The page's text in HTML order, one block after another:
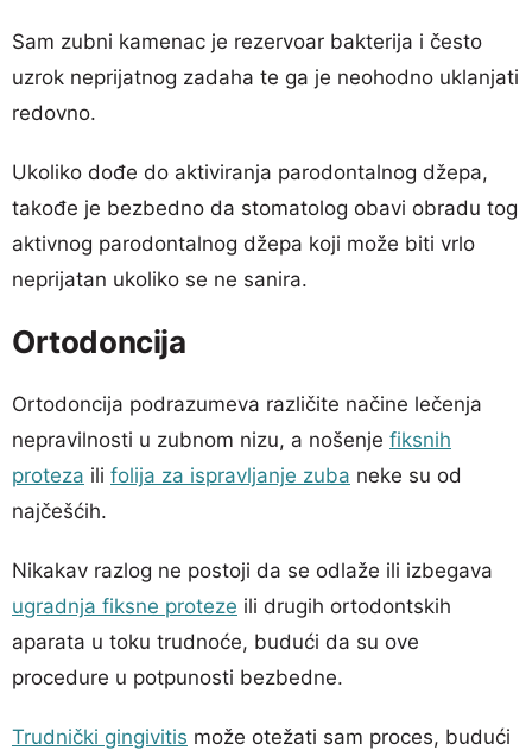
Sam zubni kamenac je rezervoar bakterija i često
uzrok neprijatnog zadaha te ga je neohodno uklanjati
redovno.
Ukoliko dođe do aktiviranja parodontalnog džepa,
takođe je bezbedno da stomatolog obavi obradu tog
aktivnog parodontalnog džepa koji može biti vrlo
neprijatan ukoliko se ne sanira.
Ortodoncija
Ortodoncija podrazumeva različite načine lečenja
nepravilnosti u zubnom nizu, a nošenje fiksnih
proteza ili folija za ispravljanje zuba neke su od
najčešćih.
Nikakav razlog ne postoji da se odlaže ili izbegava
ugradnja fiksne proteze ili drugih ortodontskih
aparata u toku trudnoće, budući da su ove
procedure u potpunosti bezbedne.
Trudnički gingivitis može otežati sam proces, budući